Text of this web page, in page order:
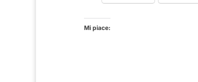
Mi piace: